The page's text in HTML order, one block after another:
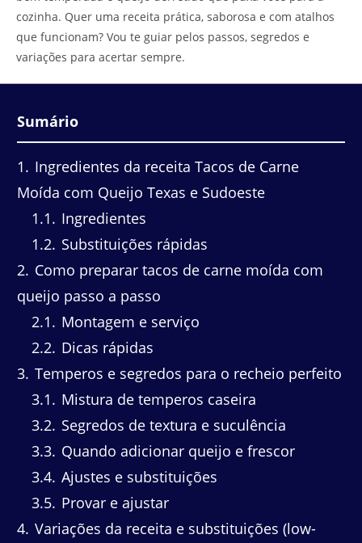
cozinha. Quer uma receita prática, saborosa e com atalhos
que funcionam? Vou te guiar pelos passos, segredos e
variações para acertar sempre.
Sumário
1
Ingredientes da receita Tacos de Carne
Moída com Queijo Texas e Sudoeste
1.1
Ingredientes
1.2 Substituições rápidas
2 Como preparar tacos de carne moída com
queijo passo a passo
2.1
Montagem e serviço
2.2 Dicas rápidas
3 Temperos e segredos para o recheio perfeito
3.1
Mistura de temperos caseira
3.2 Segredos de textura e suculência
3.3 Quando adicionar queijo e frescor
3.4 Ajustes e substituições
3.5 Provar e ajustar
4 Variações da receita e substituições (low-